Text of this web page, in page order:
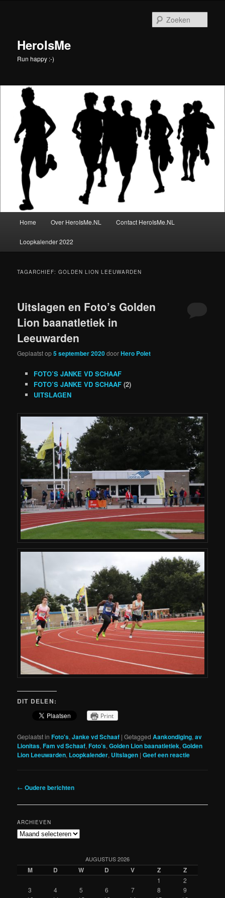
inhoud
inhoudHeroIsMe
Run happy :-)
Home Over HeroIsMe.NL Contact HeroIsMe.NL
Loopkalender 2022
TAGARCHIEF:GOLDEN LION LEEUWARDEN
Uitslagen en Foto’s Golden
Lion baanatletiek in
Leeuwarden
Geplaatst op5 september 2020doorHero Polet
FOTO’S JANKE VD SCHAAF
FOTO’S JANKE VD SCHAAF(2)
UITSLAGEN
DIT DELEN:
Print
Geplaatst in Foto's,Janke vd Schaaf |Getagged Aankondiging,av
Lionitas,Fam vd Schaaf,Foto’s,Golden Lion baanatletiek,Golden
Lion Leeuwarden, Loopkalender, Uitslagen |Geef een reactie
Berichtnavigatie
← Oudere berichten
ARCHIEVEN
Archieven
AUGUSTUS 2026
M D W D V Z Z
1
2
3
4 5 6 7 8
9